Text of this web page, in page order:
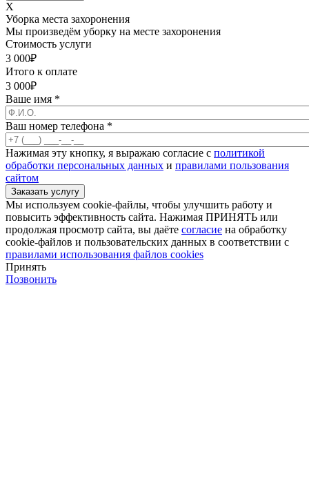
X
Уборка места захоронения
Мы произведём уборку на месте захоронения
Стоимость услуги
3 000₽
Итого к оплате
3 000₽
Ваше имя *
Ваш номер телефона *
Нажимая эту кнопку, я выражаю согласие с политикой
обработки персональных данных и правилами пользования
сайтом
Мы используем cookie-файлы, чтобы улучшить работу и
повысить эффективность сайта. Нажимая ПРИНЯТЬ или
продолжая просмотр сайта, вы даёте согласие на обработку
cookie-файлов и пользовательских данных в соответствии с
правилами использования файлов cookies
Принять
Позвонить